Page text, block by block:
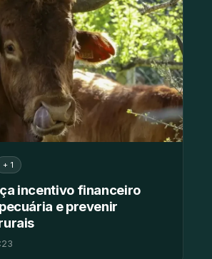
+ 1
incentivo financeiro
e prevenir